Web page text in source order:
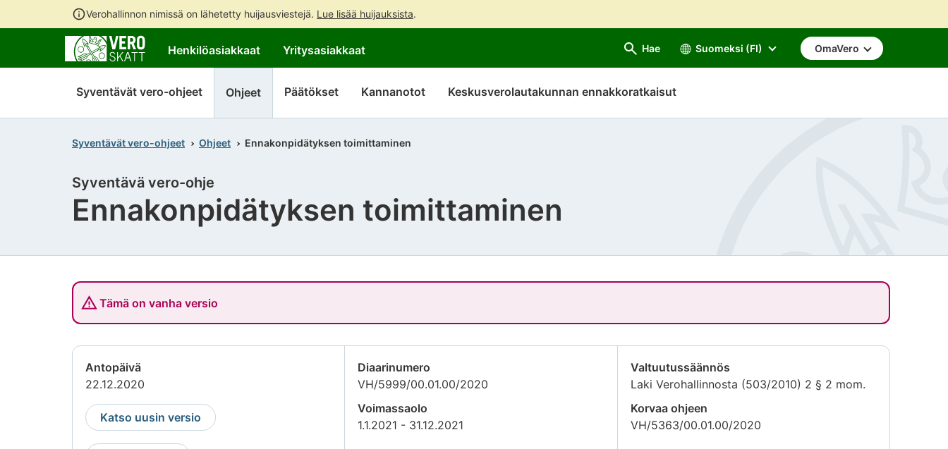
Verohallinnon nimissä on lähetetty huijausviestejä. Lue lisää huijauksista.
sisältöön
sivuston
hakuun
Henkilöasiakkaat Yritysasiakkaat Hae Suomeksi (FI) OmaVero
Syventävät vero-ohjeet Ohjeet Päätökset Kannanotot Keskusverolautakunnan ennakkoratkaisut
Syventävät vero-ohjeet Ohjeet Ennakonpidätyksen toimittaminen
Ennakonpidätyksen toimittaminen
Syventävä vero-ohje
Tämä on vanha versio
Antopäivä
22.12.2020
Katso uusin versio
Diaarinumero
VH/5999/00.01.00/2020
Voimassaolo
1.1.2021 - 31.12.2021
Valtuutussäännös
Laki Verohallinnosta (503/2010) 2 § 2 mom.
Korvaa ohjeen
VH/5363/00.01.00/2020